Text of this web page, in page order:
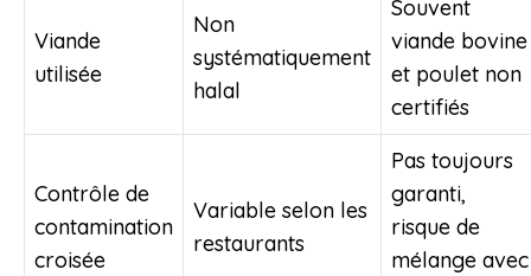
Viande
utilisée
Non
systématiquement
halal
Souvent
viande bovine
et poulet non
certifiés
Contrôle de
contamination
croisée
Variable selon les
restaurants
Pas toujours
garanti,
risque de
mélange avec